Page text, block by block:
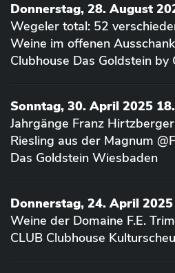
Donnerstag, 28. August
Wegeler total: 52
Weine im offenen
Clubhouse Das Goldstein by
Sonntag, 30. April 2025
Jahrgänge Franz
Riesling aus der Magnum
Das Goldstein Wiesbaden
Donnerstag, 24. April
Weine der Domaine F.E.
CLUB Clubhouse